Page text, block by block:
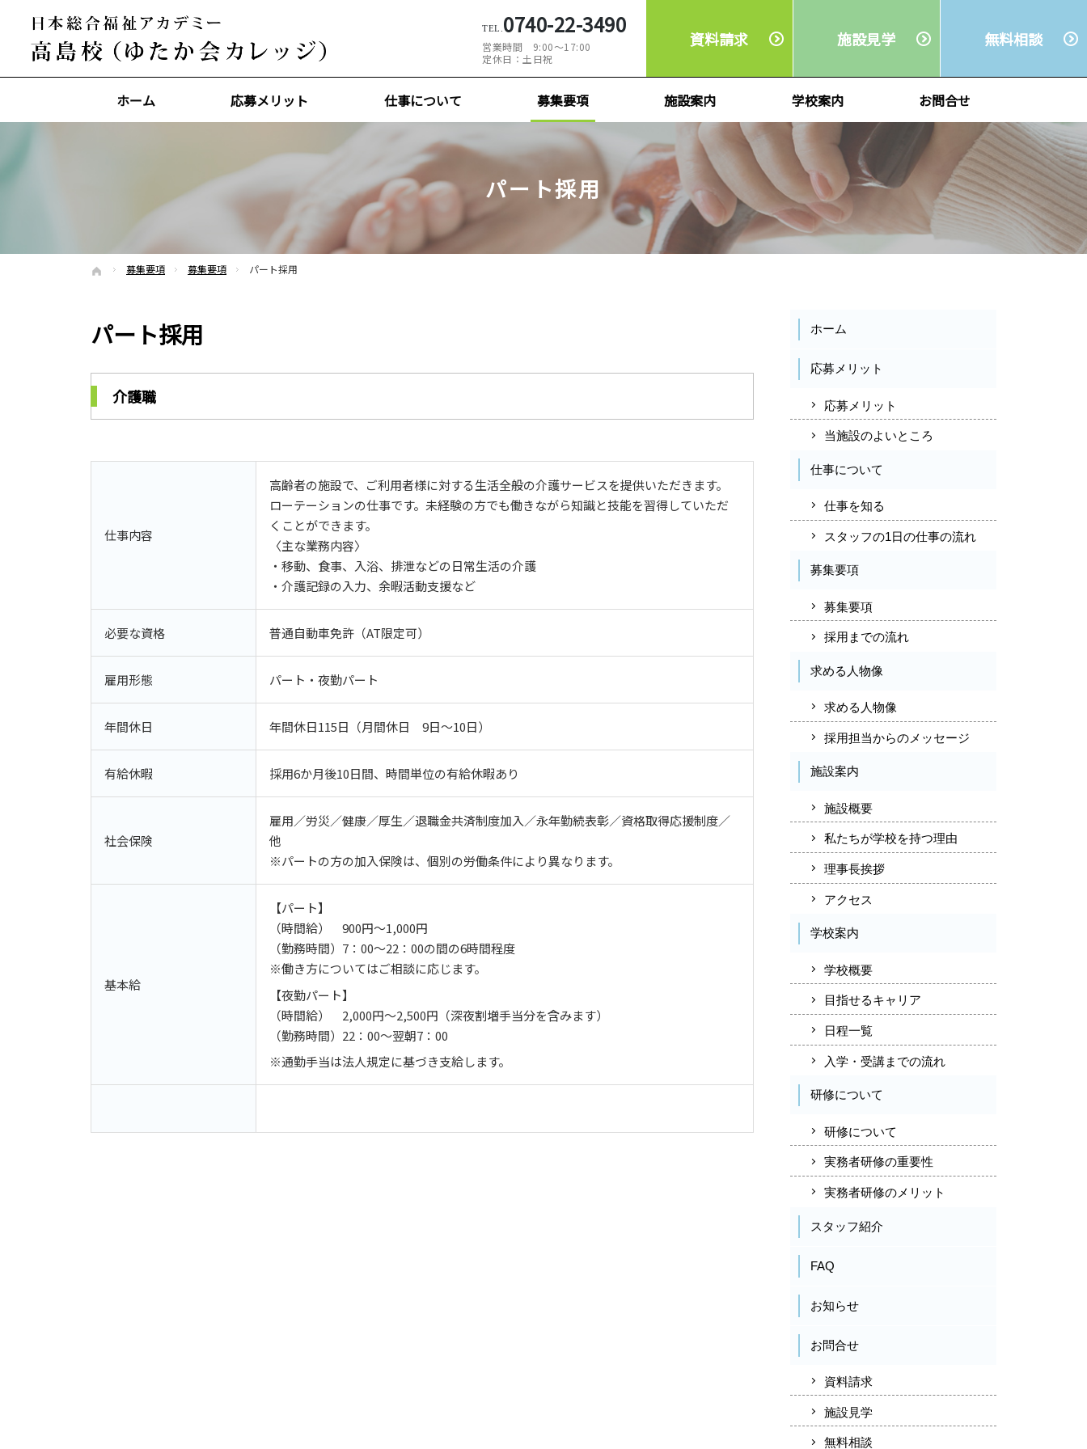
パート採用
ホーム募集要項 募集要項 パート採用
パート採用
介護職
仕事内容
高齢者の施設で、ご利用者様に対する生活全般の介護サービスを提供いただきます。
ローテーションの仕事です。未経験の方でも働きながら知識と技能を習得していただ
くことができます。
〈主な業務内容〉
・移動、食事、入浴、排泄などの日常生活の介護
・介護記録の入力、余暇活動支援など
必要な資格 普通自動車免許（AT限定可）
雇用形態 パート・夜勤パート
年間休日 年間休日115日（月間休日 9日～10日）
有給休暇 採用6か月後10日間、時間単位の有給休暇あり
社会保険
雇用／労災／健康／厚生／退職金共済制度加入／永年勤続表彰／資格取得応援制度／
他
※パートの方の加入保険は、個別の労働条件により異なります。
基本給
【パート】
（時間給） 900円～1,000円
（勤務時間）7：00～22：00の間の6時間程度
※働き方についてはご相談に応じます。
【夜勤パート】
（時間給） 2,000円～2,500円（深夜割増手当分を含みます）
（勤務時間）22：00～翌朝7：00
※通勤手当は法人規定に基づき支給します。
ホーム
応募メリット
応募メリット
当施設のよいところ
仕事について
仕事を知る
スタッフの1日の仕事の流れ
募集要項
募集要項
採用までの流れ
求める人物像
求める人物像
採用担当からのメッセージ
施設案内
施設概要
私たちが学校を持つ理由
理事長挨拶
アクセス
学校案内
学校概要
目指せるキャリア
日程一覧
入学・受講までの流れ
研修について
研修について
実務者研修の重要性
実務者研修のメリット
スタッフ紹介
FAQ
お知らせ
お問合せ
資料請求
施設見学
無料相談
0740-22-3490
営業時間 9:00～17:00
定休日： 土日祝
資料請求 施設見学 無料相談
ホーム 応募メリット 仕事について 募集要項 施設案内 学校案内 お問合せ